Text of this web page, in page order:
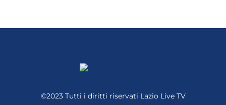
©2023 Tutti i diritti riservati Lazio Live TV